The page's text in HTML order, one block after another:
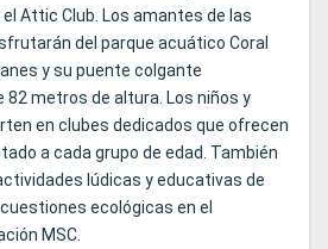
Attic Club. Los amantes de las
del parque acuático Coral
y su puente colgante
82 metros de altura. Los niños y
en clubes dedicados que ofrecen
a cada grupo de edad. También
lúdicas y educativas de
ecológicas en el
MSC.